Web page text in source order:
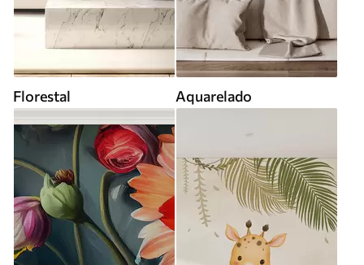
Florestal Aquarelado